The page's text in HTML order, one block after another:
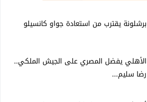
برشلونة يقترب من استعادة جواو كانسيلو
الأهلي يفضل المصري على الجيش الملكي..
رضا سليم...